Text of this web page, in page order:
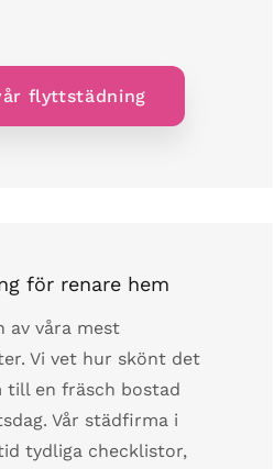
flyttstädning
för renare hem
av våra mest
Vi vet hur skönt det
till en fräsch bostad
Vår städfirma i
tydliga checklistor,